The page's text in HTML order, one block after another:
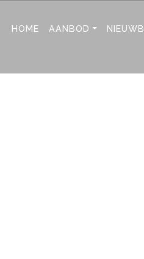
HOME AANBOD